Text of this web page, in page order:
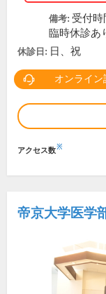
備考: 受付時
臨時休診あ
休診日: 日、祝
オンライン
アクセス数※
帝京大学医学